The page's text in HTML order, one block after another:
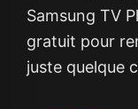
Samsung TV
gratuit pour
juste quelque